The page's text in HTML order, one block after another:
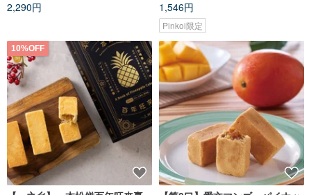
2,290円
1,546円
Pinkoi限定
10%OFF